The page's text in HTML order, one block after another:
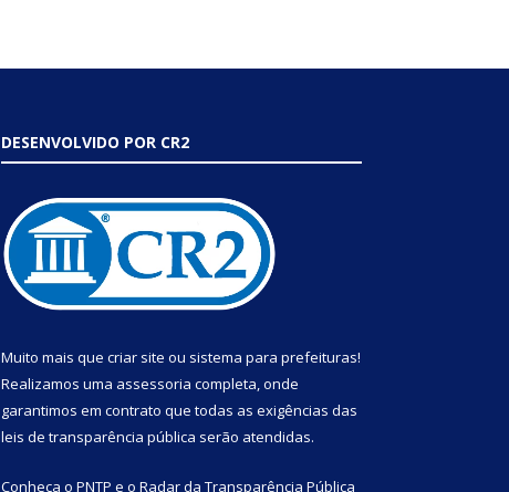
DESENVOLVIDO POR CR2
Muito mais que criar site ou sistema para prefeituras!
Realizamos uma assessoria completa, onde
garantimos em contrato que todas as exigências das
leis de transparência pública serão atendidas.
Conheça o PNTP e o Radar da Transparência Pública